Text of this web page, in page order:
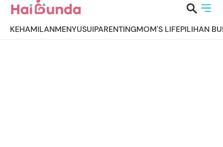
KEHAMILANMENYUSUIPARENTINGMOM'S LIFEPILIHAN